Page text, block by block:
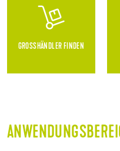
GROSSHÄNDLER FINDEN